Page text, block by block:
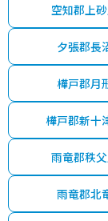
空知郡上
夕張郡長
樺戸郡月
樺戸郡新十
雨竜郡秩
雨竜郡北